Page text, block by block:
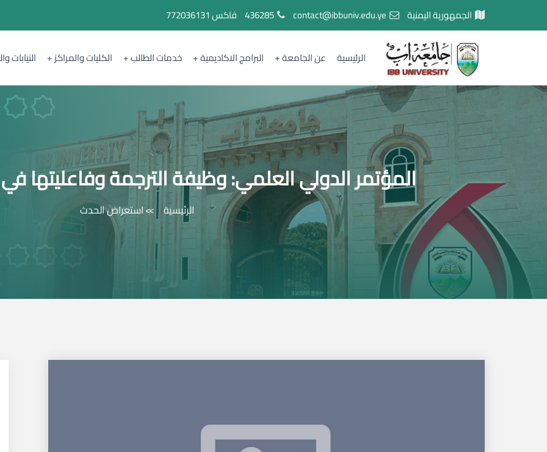
الجمهورية اليمنية contact@ibbuniv.edu.ye
436285 فاكس772036131
الرئيسية عن الجامعة البرامج الاكاديمية خدمات الطالب الكليات والمراكز النيابات
المؤتمر الدولي العلمي: وظيفة الترجمة وفاعليتها
الرئيسية استعراض الحدث